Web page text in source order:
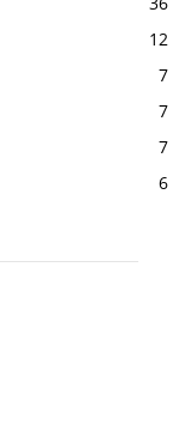
12
7
7
7
6